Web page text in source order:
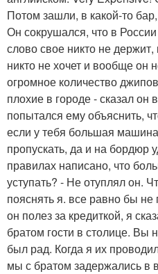
Потом зашли, в какой-то
Он сокрушался, что в
слово свое никто не держит,
никто не хочет и вообще он
огромное количество
плохие в городе - сказал он
попытался ему объяснить,
если у тебя большая
пропускать, да и на бордюр
правилах написано, что
уступать? - Не отуплял он.
пояснять я. все равно бы не
он полез за кредиткой, я
братом гости в столице. Вы
был рад. Когда я их
мы с братом задержались в